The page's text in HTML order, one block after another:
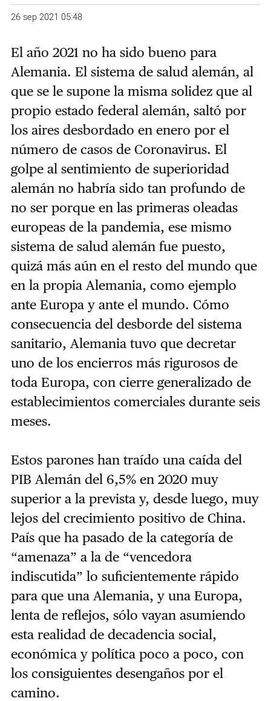
26 sep 2021 05:48
El año 2021 no ha sido bueno para
Alemania. El sistema de salud alemán, al
que se le supone la misma solidez que al
propio estado federal alemán, saltó por
los aires desbordado en enero por el
número de casos de Coronavirus. El
golpe al sentimiento de superioridad
alemán no habría sido tan profundo de
no ser porque en las primeras oleadas
europeas de la pandemia, ese mismo
sistema de salud alemán fue puesto,
quizá más aún en el resto del mundo que
en la propia Alemania, como ejemplo
ante Europa y ante el mundo. Cómo
consecuencia del desborde del sistema
sanitario, Alemania tuvo que decretar
uno de los encierros más rigurosos de
toda Europa, con cierre generalizado de
establecimientos comerciales durante seis
meses.
Estos parones han traído una caída del
PIB Alemán del 6,5% en 2020 muy
superior a la prevista y, desde luego, muy
lejos del crecimiento positivo de China.
País que ha pasado de la categoría de
“amenaza” a la de “vencedora
indiscutida” lo suficientemente rápido
para que una Alemania, y una Europa,
lenta de reflejos, sólo vayan asumiendo
esta realidad de decadencia social,
económica y política poco a poco, con
los consiguientes desengaños por el
camino.